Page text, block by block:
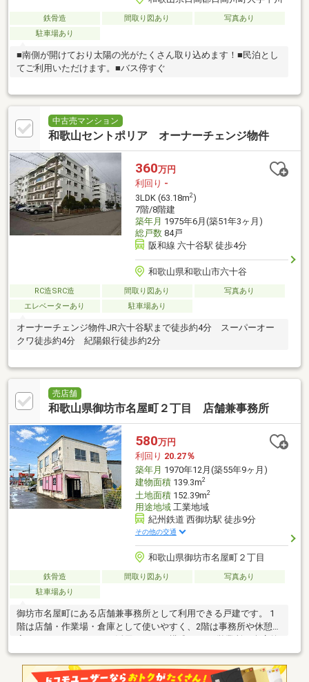
鉄骨造 間取り図あり
写真あり
駐車場あり
■南側が開けており太陽の光がたくさん取り込めます！■民泊とし
てご利用いただけます。■バス停すぐ
中古売マンション
和歌山セントポリア オーナーチェンジ物件
360万円
利回り -
3LDK (63.18m2)
7階/8階建
築年月 1975年6月(築51年3ヶ月)
総戸数84戸
阪和線 六十谷駅 徒歩4分
和歌山県和歌山市六十谷
RC造SRC造 間取り図あり
写真あり
エレベーターあり
駐車場あり
オーナーチェンジ物件JR六十谷駅まで徒歩約4分 スーパーオー
クワ徒歩約4分 紀陽銀行徒歩約2分
売店舗
和歌山県御坊市名屋町２丁目 店舗兼事務所
580万円
利回り 20.27％
築年月 1970年12月(築55年9ヶ月)
建物面積139.3m2
土地面積152.39m2
用途地域工業地域
紀州鉄道 西御坊駅 徒歩9分
その他の交通
和歌山県御坊市名屋町２丁目
鉄骨造 間取り図あり
写真あり
駐車場あり
御坊市名屋町にある店舗兼事務所として利用できる戸建です。 1
階は店舗・作業場・倉庫として使いやすく、2階は事務所や休憩
事務所、建築・設備・リフ